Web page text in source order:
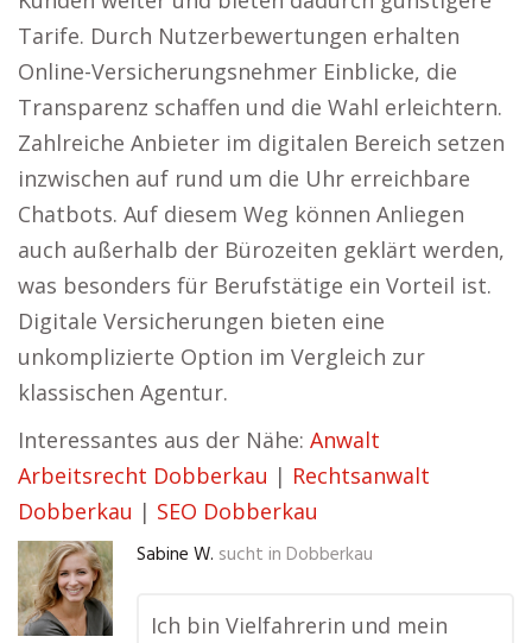
Tarife. Durch Nutzerbewertungen erhalten
Online-Versicherungsnehmer Einblicke, die
Transparenz schaffen und die Wahl erleichtern.
Zahlreiche Anbieter im digitalen Bereich setzen
inzwischen auf rund um die Uhr erreichbare
Chatbots. Auf diesem Weg können Anliegen
auch außerhalb der Bürozeiten geklärt werden,
was besonders für Berufstätige ein Vorteil ist.
Digitale Versicherungen bieten eine
unkomplizierte Option im Vergleich zur
klassischen Agentur.
Interessantes aus der Nähe: Anwalt
Arbeitsrecht Dobberkau | Rechtsanwalt
Dobberkau | SEO Dobberkau
Sabine W. sucht in Dobberkau
Ich bin Vielfahrerin und mein